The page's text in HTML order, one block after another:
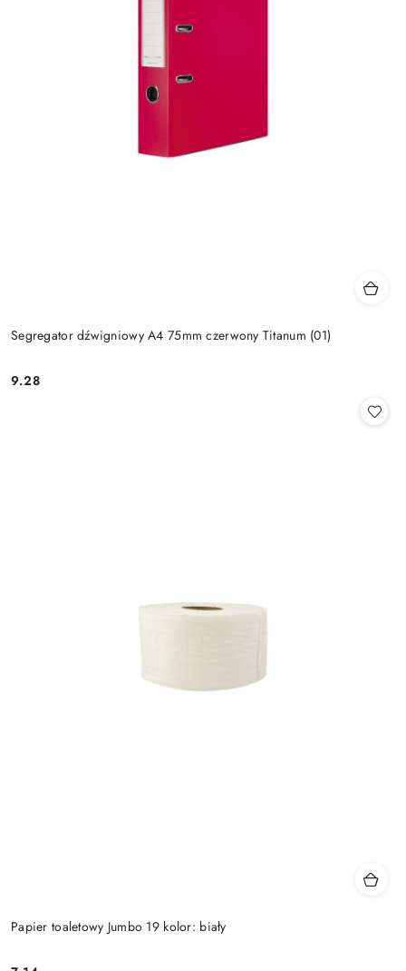
Segregator dźwigniowy A4 75mm czerwony Titanum (01)
Cena:
9.28
Papier toaletowy Jumbo 19 kolor: biały